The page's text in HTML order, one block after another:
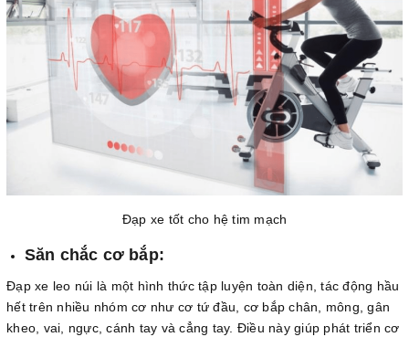
Đạp xe tốt cho hệ tim mạch
Săn chắc cơ bắp:
Đạp xe leo núi là một hình thức tập luyện toàn diện, tác động hầu
hết trên nhiều nhóm cơ như cơ tứ đầu, cơ bắp chân, mông, gân
kheo, vai, ngực, cánh tay và cẳng tay. Điều này giúp phát triển cơ